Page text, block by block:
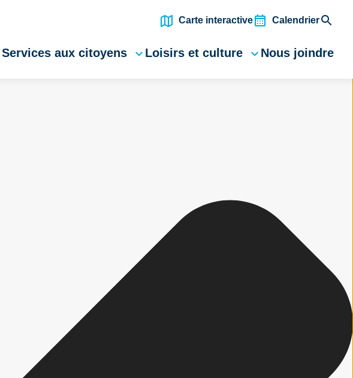
Carte interactive Calendrier
Services aux citoyens Loisirs et culture Nous joindre